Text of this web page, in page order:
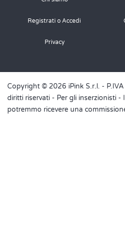
Registrati o Accedi
Privacy
Copyright © 2026 iPink S.r.l. -
diritti riservati - Per gli inserzionisti -
potremmo ricevere una